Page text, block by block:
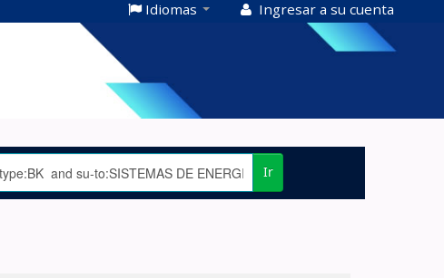
Idiomas Ingresar a su cuenta
Ir